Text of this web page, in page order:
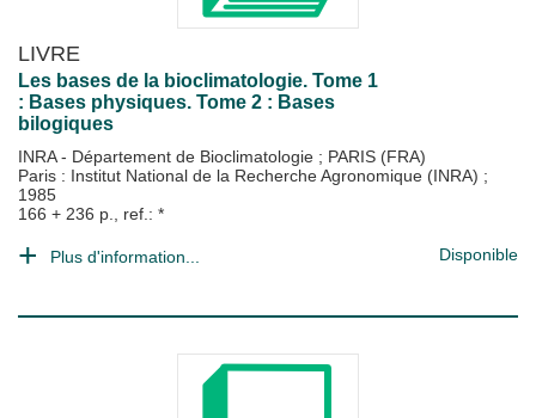
LIVRE
Les bases de la bioclimatologie. Tome 1
: Bases physiques. Tome 2 : Bases
bilogiques
INRA - Département de Bioclimatologie ; PARIS (FRA)
Paris : Institut National de la Recherche Agronomique (INRA) ;
1985
166 + 236 p., ref.: *
Plus d'information... Disponible